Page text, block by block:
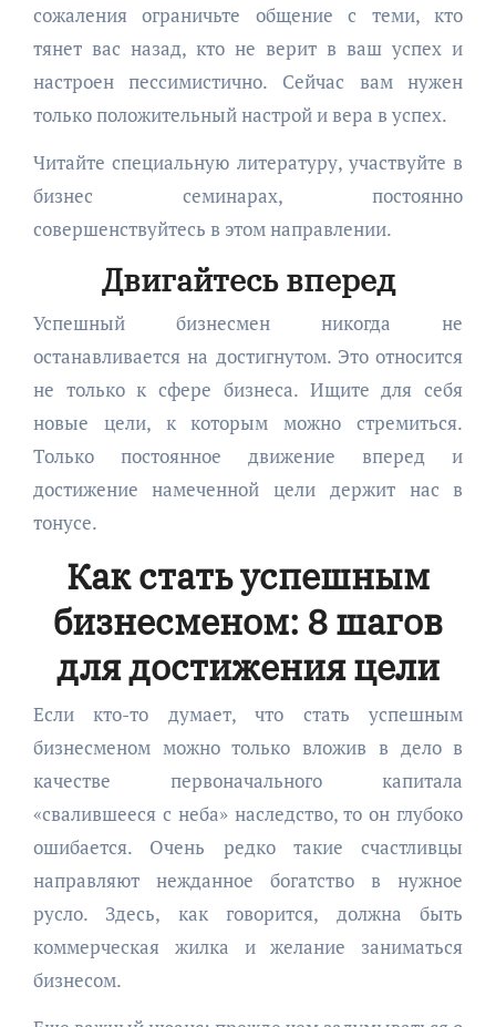
сожаления ограничьте общение с теми, кто
тянет вас назад, кто не верит в ваш успех и
настроен пессимистично. Сейчас вам нужен
только положительный настрой и вера в успех.
Читайте специальную литературу, участвуйте в
бизнес семинарах, постоянно
совершенствуйтесь в этом направлении.
Двигайтесь вперед
Успешный бизнесмен никогда не
останавливается на достигнутом. Это относится
не только к сфере бизнеса. Ищите для себя
новые цели, к которым можно стремиться.
Только постоянное движение вперед и
достижение намеченной цели держит нас в
тонусе.
Как стать успешным
бизнесменом: 8 шагов
для достижения цели
Если кто-то думает, что стать успешным
бизнесменом можно только вложив в дело в
качестве первоначального капитала
«свалившееся с неба» наследство, то он глубоко
ошибается. Очень редко такие счастливцы
направляют нежданное богатство в нужное
русло. Здесь, как говорится, должна быть
коммерческая жилка и желание заниматься
бизнесом.